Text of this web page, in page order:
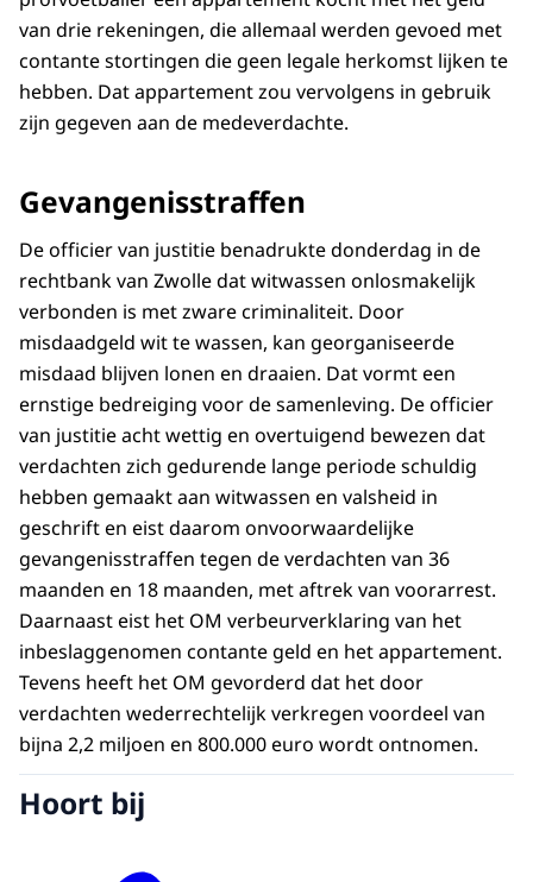
van drie rekeningen, die allemaal werden gevoed met
contante stortingen die geen legale herkomst lijken te
hebben. Dat appartement zou vervolgens in gebruik
zijn gegeven aan de medeverdachte.
Gevangenisstraffen
De officier van justitie benadrukte donderdag in de
rechtbank van Zwolle dat witwassen onlosmakelijk
verbonden is met zware criminaliteit. Door
misdaadgeld wit te wassen, kan georganiseerde
misdaad blijven lonen en draaien. Dat vormt een
ernstige bedreiging voor de samenleving. De officier
van justitie acht wettig en overtuigend bewezen dat
verdachten zich gedurende lange periode schuldig
hebben gemaakt aan witwassen en valsheid in
geschrift en eist daarom onvoorwaardelijke
gevangenisstraffen tegen de verdachten van 36
maanden en 18 maanden, met aftrek van voorarrest.
Daarnaast eist het OM verbeurverklaring van het
inbeslaggenomen contante geld en het appartement.
Tevens heeft het OM gevorderd dat het door
verdachten wederrechtelijk verkregen voordeel van
bijna 2,2 miljoen en 800.000 euro wordt ontnomen.
Hoort bij